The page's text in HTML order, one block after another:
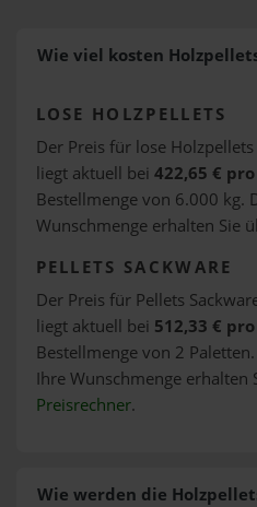
Wie viel kosten
LOSE HOLZPELLETS
Der Preis für lose
liegt aktuell bei 422,65 €
Bestellmenge von 6.000 kg.
Wunschmenge erhalten Sie
PELLETS SACKWARE
Der Preis für Pellets
liegt aktuell bei 512,33 €
Bestellmenge von 2
Ihre Wunschmenge erhalten
Preisrechner.
Wie werden die